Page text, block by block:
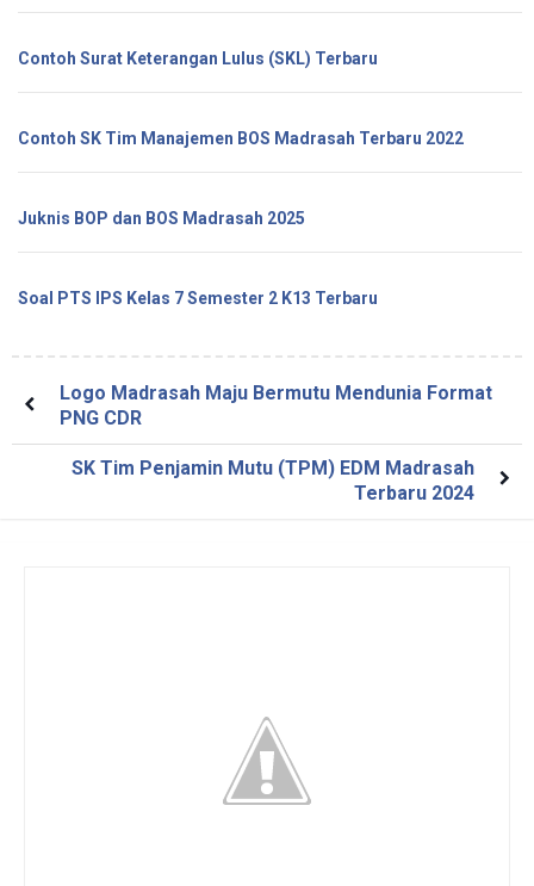
Contoh Surat Keterangan Lulus (SKL) Terbaru
Contoh SK Tim Manajemen BOS Madrasah Terbaru 2022
Juknis BOP dan BOS Madrasah 2025
Soal PTS IPS Kelas 7 Semester 2 K13 Terbaru
Logo Madrasah Maju Bermutu Mendunia Format
PNG CDR
SK Tim Penjamin Mutu (TPM) EDM Madrasah
Terbaru 2024